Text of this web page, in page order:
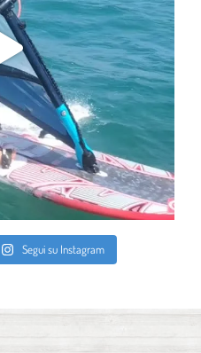
Segui su Instagram